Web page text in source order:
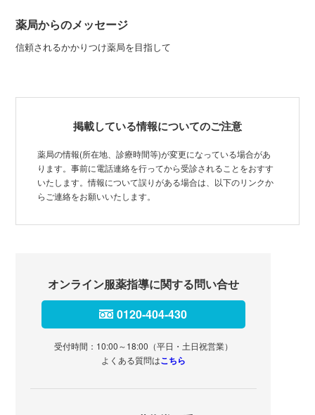
薬局からのメッセージ
信頼されるかかりつけ薬局を目指して
掲載している情報についてのご注意
薬局の情報(所在地、診療時間等)が変更になっている場合があ
ります。事前に電話連絡を行ってから受診されることをおすす
いたします。情報について誤りがある場合は、以下のリンクか
らご連絡をお願いいたします。
オンライン服薬指導に関する問い合せ
0120-404-430
受付時間：10:00～18:00（平日・土日祝営業）
よくある質問はこちら